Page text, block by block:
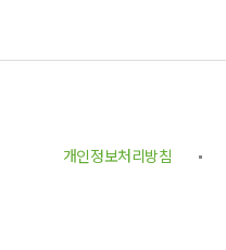
개인정보처리방침